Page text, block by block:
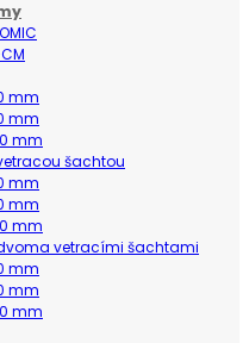
mm
mm
mm
šachtou
mm
mm
mm
vetracími šachtami
mm
mm
mm